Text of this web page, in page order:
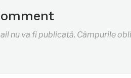
nu va fi publicată. Câmpurile